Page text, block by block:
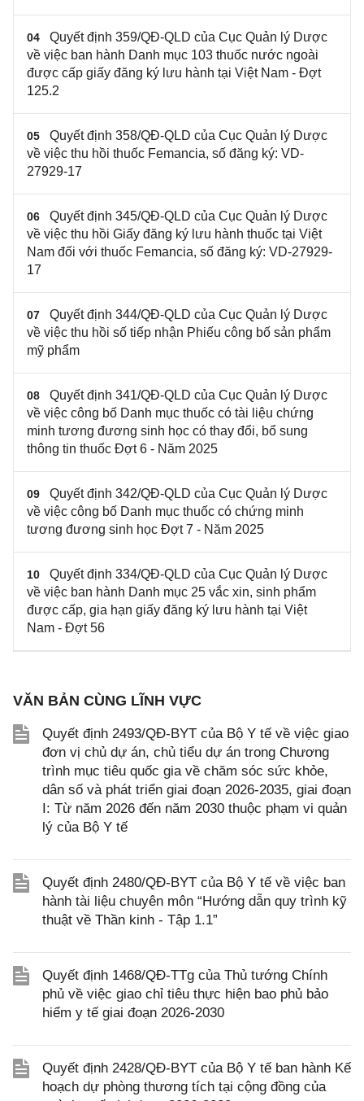
04
Quyết định 359/QĐ-QLD của Cục Quản lý Dược
về việc ban hành Danh mục 103 thuốc nước ngoài
được cấp giấy đăng ký lưu hành tại Việt Nam - Đợt
125.2
05
Quyết định 358/QĐ-QLD của Cục Quản lý Dược
về việc thu hồi thuốc Femancia, số đăng ký: VD-
27929-17
06
Quyết định 345/QĐ-QLD của Cục Quản lý Dược
về việc thu hồi Giấy đăng ký lưu hành thuốc tại Việt
Nam đối với thuốc Femancia, số đăng ký: VD-27929-
17
07
Quyết định 344/QĐ-QLD của Cục Quản lý Dược
về việc thu hồi số tiếp nhận Phiếu công bố sản phẩm
mỹ phẩm
08
Quyết định 341/QĐ-QLD của Cục Quản lý Dược
về việc công bố Danh mục thuốc có tài liệu chứng
minh tương đương sinh học có thay đổi, bổ sung
thông tin thuốc Đợt 6 - Năm 2025
09
Quyết định 342/QĐ-QLD của Cục Quản lý Dược
về việc công bố Danh mục thuốc có chứng minh
tương đương sinh học Đợt 7 - Năm 2025
10
Quyết định 334/QĐ-QLD của Cục Quản lý Dược
về việc ban hành Danh mục 25 vắc xin, sinh phẩm
được cấp, gia hạn giấy đăng ký lưu hành tại Việt
Nam - Đợt 56
VĂN BẢN CÙNG LĨNH VỰC
Quyết định 2493/QĐ-BYT của Bộ Y tế về việc giao
đơn vị chủ dự án, chủ tiểu dự án trong Chương
trình mục tiêu quốc gia về chăm sóc sức khỏe,
dân số và phát triển giai đoạn 2026-2035, giai đoạn
I: Từ năm 2026 đến năm 2030 thuộc phạm vi quản
lý của Bộ Y tế
Quyết định 2480/QĐ-BYT của Bộ Y tế về việc ban
hành tài liệu chuyên môn “Hướng dẫn quy trình kỹ
thuật về Thần kinh - Tập 1.1”
Quyết định 1468/QĐ-TTg của Thủ tướng Chính
phủ về việc giao chỉ tiêu thực hiện bao phủ bảo
hiểm y tế giai đoạn 2026-2030
Quyết định 2428/QĐ-BYT của Bộ Y tế ban hành Kế
hoạch dự phòng thương tích tại cộng đồng của